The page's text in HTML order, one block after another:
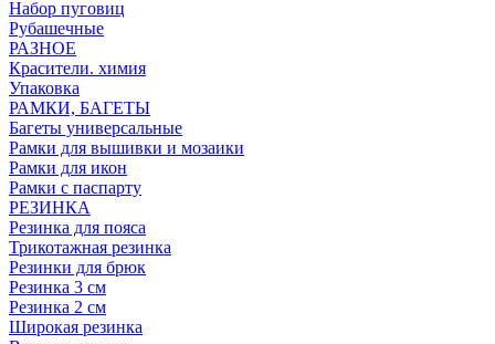
Набор пуговиц
Рубашечные
РАЗНОЕ
Красители. химия
Упаковка
РАМКИ, БАГЕТЫ
Багеты универсальные
Рамки для вышивки и мозаики
Рамки для икон
Рамки с паспарту
РЕЗИНКА
Резинка для пояса
Трикотажная резинка
Резинки для брюк
Резинка 3 см
Резинка 2 см
Широкая резинка